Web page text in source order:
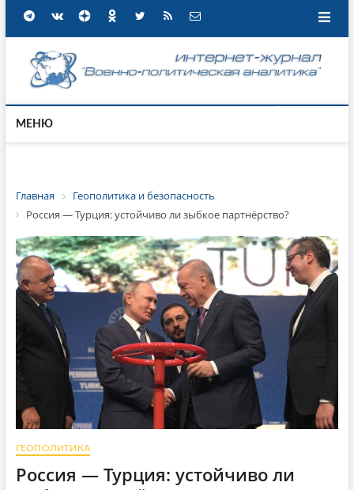
МЕНЮ
Главная
Геополитика и безопасность
Россия — Турция: устойчиво ли зыбкое партнёрство?
ГЕОПОЛИТИКА
Россия — Турция: устойчиво ли